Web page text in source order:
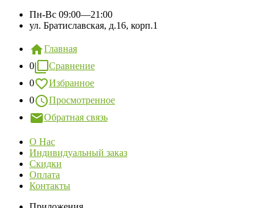
Пн-Вс 09:00—21:00
ул. Братиславская, д.16, корп.1
Главная
0
Сравнение
0
Избранное
0
Просмотренное
Обратная связь
О Нас
Индивидуальный заказ
Скидки
Оплата
Контакты